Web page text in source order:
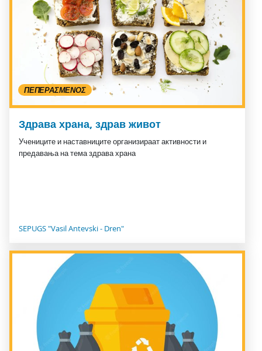
ΠΕΠΕΡΑΣΜΈΝΟΣ
Здрава храна, здрав живот
Учениците и наставниците организираат активности и
предавања на тема здрава храна
SEPUGS "Vasil Antevski - Dren"